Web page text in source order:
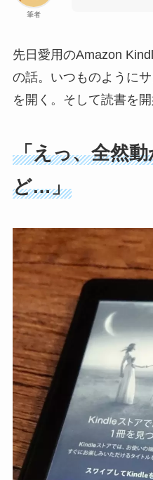
筆者
先日愛用のAmazon
の話。いつものように
を開く。そして読書を
「えっ、全然
ど…」